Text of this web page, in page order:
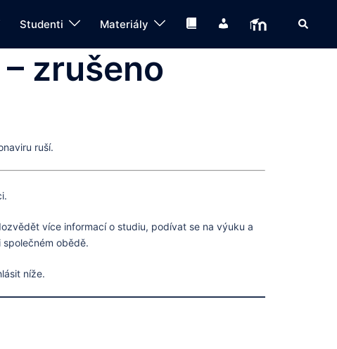
Studenti Materiály Knihovna MoodleSearch
zrušeno
ruší.
více informací o studiu, podívat se na výuku a
obědě.
níže.